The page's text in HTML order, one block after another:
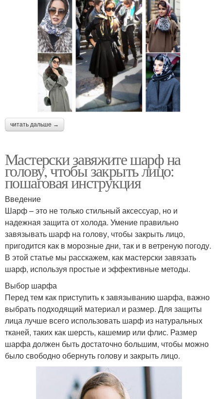
читать дальше →
Мастерски завяжите шарф на
голову, чтобы закрыть лицо:
пошаговая инструкция
Введение
Шарф – это не только стильный аксессуар, но и
надежная защита от холода. Умение правильно
завязывать шарф на голову, чтобы закрыть лицо,
пригодится как в морозные дни, так и в ветреную погоду.
В этой статье мы расскажем, как мастерски завязать
шарф, используя простые и эффективные методы.
Выбор шарфа
Перед тем как приступить к завязыванию шарфа, важно
выбрать подходящий материал и размер. Для защиты
лица лучше всего использовать шарф из натуральных
тканей, таких как шерсть, кашемир или флис. Размер
шарфа должен быть достаточно большим, чтобы можно
было свободно обернуть голову и закрыть лицо.